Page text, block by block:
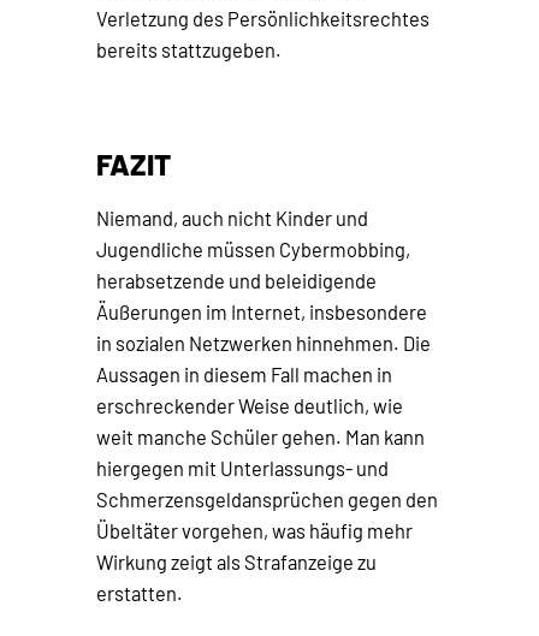
Verletzung des Persönlichkeitsrechtes
bereits stattzugeben.
FAZIT
Niemand, auch nicht Kinder und
Jugendliche müssen Cybermobbing,
herabsetzende und beleidigende
Äußerungen im Internet, insbesondere
in sozialen Netzwerken hinnehmen. Die
Aussagen in diesem Fall machen in
erschreckender Weise deutlich, wie
weit manche Schüler gehen. Man kann
hiergegen mit Unterlassungs- und
Schmerzensgeldansprüchen gegen den
Übeltäter vorgehen, was häufig mehr
Wirkung zeigt als Strafanzeige zu
erstatten.